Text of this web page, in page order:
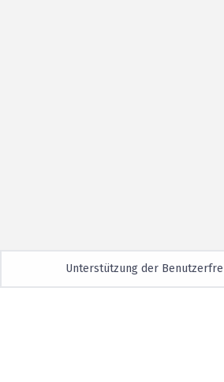
Unterstützung der